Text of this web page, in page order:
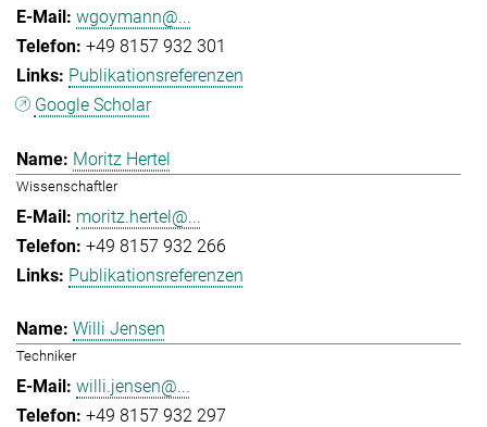
wgoymann@...
+49 8157 932 301
Publikationsreferenzen
Google Scholar
Moritz Hertel
Wissenschaftler
moritz.hertel@...
+49 8157 932 266
Publikationsreferenzen
Willi Jensen
Techniker
willi.jensen@...
+49 8157 932 297